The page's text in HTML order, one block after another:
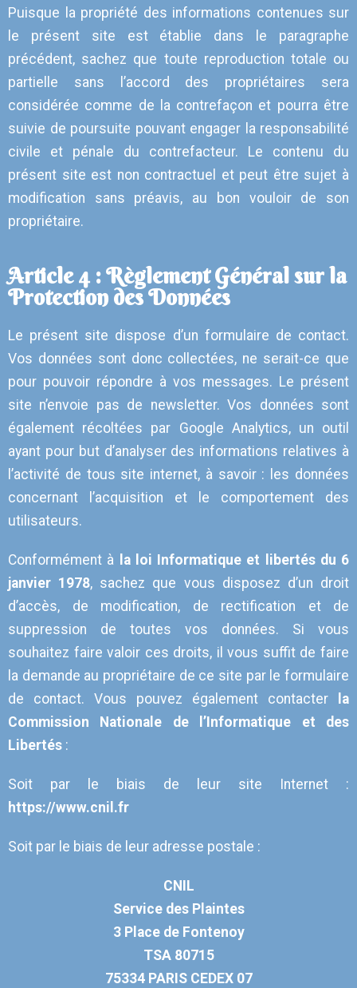
Puisque la propriété des informations contenues sur
le présent site est établie dans le paragraphe
précédent, sachez que toute reproduction totale ou
partielle sans l’accord des propriétaires sera
considérée comme de la contrefaçon et pourra être
suivie de poursuite pouvant engager la responsabilité
civile et pénale du contrefacteur. Le contenu du
présent site est non contractuel et peut être sujet à
modification sans préavis, au bon vouloir de son
propriétaire.
Article 4 : Règlement Général sur la
Protection des Données
Le présent site dispose d’un formulaire de contact.
Vos données sont donc collectées, ne serait-ce que
pour pouvoir répondre à vos messages. Le présent
site n’envoie pas de newsletter. Vos données sont
également récoltées par Google Analytics, un outil
ayant pour but d’analyser des informations relatives à
l’activité de tous site internet, à savoir : les données
concernant l’acquisition et le comportement des
utilisateurs.
Conformément à
la loi Informatique et libertés du 6
janvier 1978, sachez que vous disposez d’un droit
d’accès, de modification, de rectification et de
suppression de toutes vos données. Si vous
souhaitez faire valoir ces droits, il vous suffit de faire
la demande au propriétaire de ce site par le formulaire
de contact. Vous pouvez également contacter
la
Commission Nationale de l’Informatique et des
Libertés :
Soit par le biais de leur site Internet :
https://www.cnil.fr
Soit par le biais de leur adresse postale :
CNIL
Service des Plaintes
3 Place de Fontenoy
TSA 80715
75334 PARIS CEDEX 07